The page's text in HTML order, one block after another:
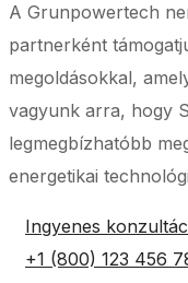
A Grunpowertech
partnerként
megoldásokkal,
vagyunk arra, hogy
legmegbízhatóbb
energetikai
Ingyenes
+1 (800) 123 456